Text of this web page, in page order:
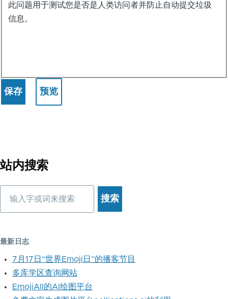
此问题用于测试您是否是人类访问者并防止自动提交垃圾
信息。
站内搜索
最新日志
7月17日“世界Emoji日”的播客节目
多库学区查询网站
EmojiAll的AI绘图平台